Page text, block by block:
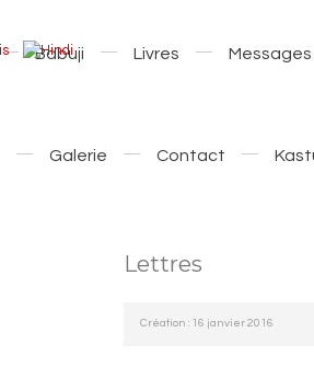
Babuji Livres Messages
Galerie Contact
Lettres
Création : 16 janvier 2016